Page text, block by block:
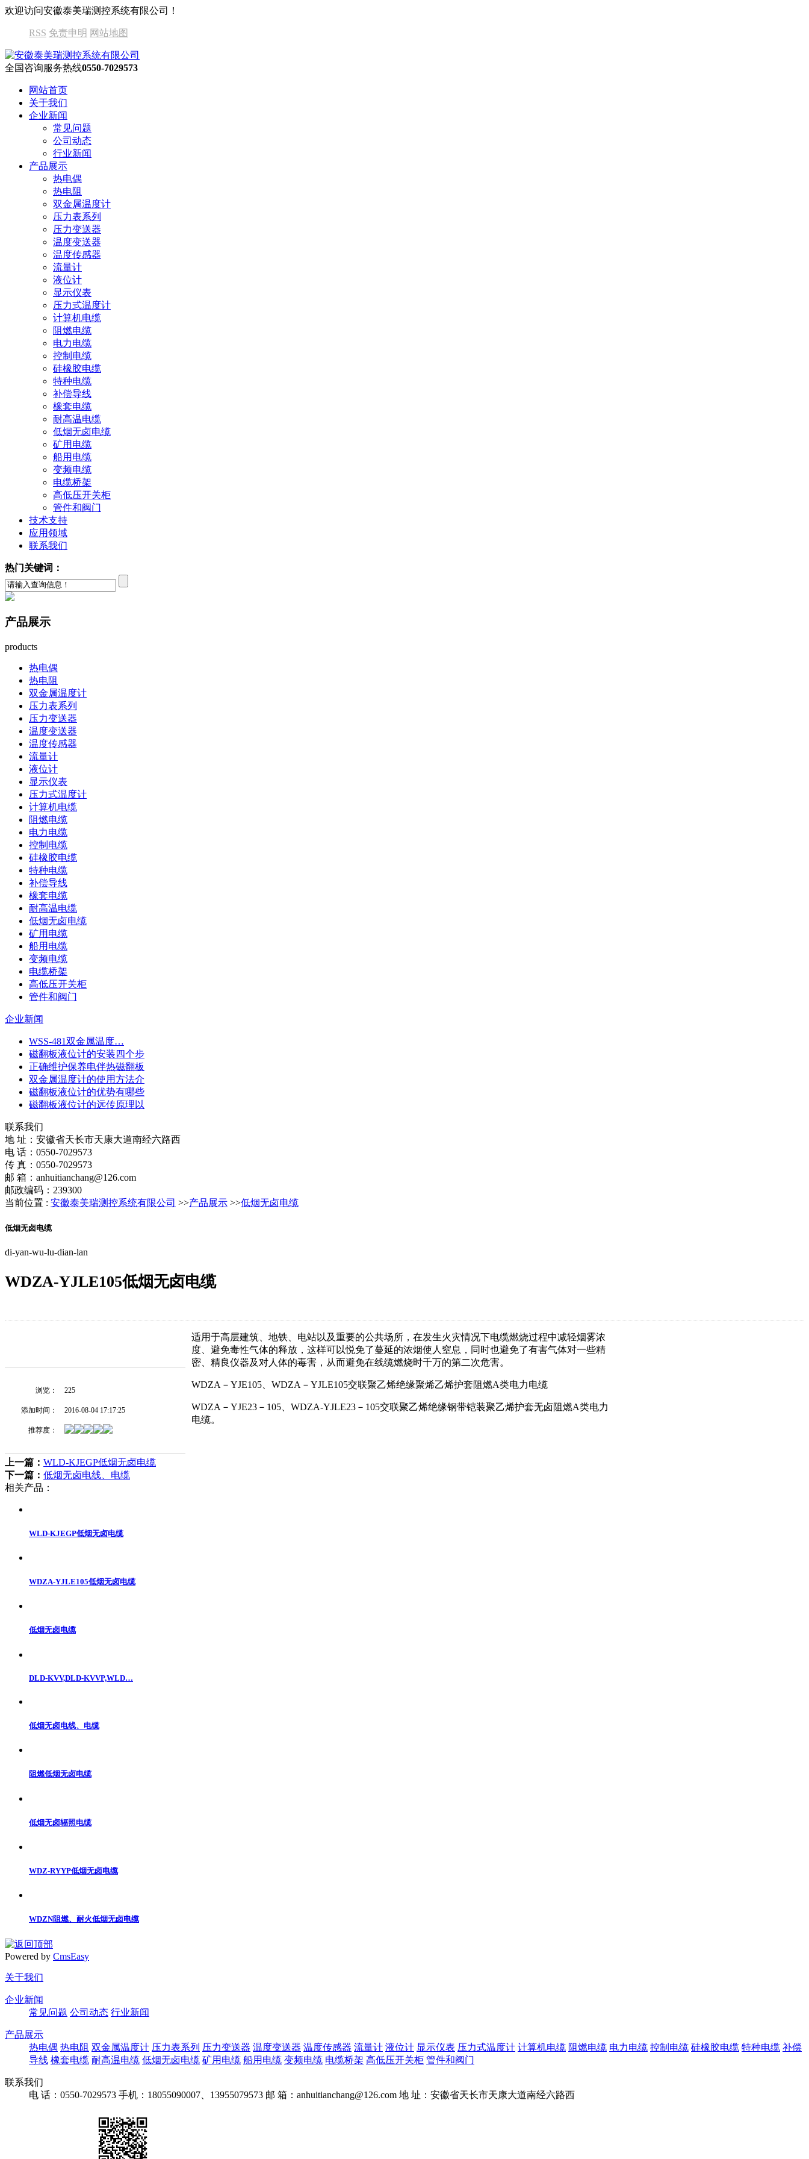
欢迎访问安徽泰美瑞测控系统有限公司！
RSS 免责申明 网站地图
全国咨询服务热线0550-7029573
网站首页
关于我们
企业新闻
常见问题
公司动态
行业新闻
产品展示
热电偶
热电阻
双金属温度计
压力表系列
压力变送器
温度变送器
温度传感器
流量计
液位计
显示仪表
压力式温度计
计算机电缆
阻燃电缆
电力电缆
控制电缆
硅橡胶电缆
特种电缆
补偿导线
橡套电缆
耐高温电缆
低烟无卤电缆
矿用电缆
船用电缆
变频电缆
电缆桥架
高低压开关柜
管件和阀门
技术支持
应用领域
联系我们
热门关键词：
产品展示
products
热电偶
热电阻
双金属温度计
压力表系列
压力变送器
温度变送器
温度传感器
流量计
液位计
显示仪表
压力式温度计
计算机电缆
阻燃电缆
电力电缆
控制电缆
硅橡胶电缆
特种电缆
补偿导线
橡套电缆
耐高温电缆
低烟无卤电缆
矿用电缆
船用电缆
变频电缆
电缆桥架
高低压开关柜
管件和阀门
企业新闻
WSS-481双金属温度…
磁翻板液位计的安装四个步
正确维护保养电伴热磁翻板
双金属温度计的使用方法介
磁翻板液位计的优势有哪些
磁翻板液位计的远传原理以
联系我们
地 址：安徽省天长市天康大道南经六路西
电 话：0550-7029573
传 真：0550-7029573
邮 箱：anhuitianchang@126.com
邮政编码：239300
当前位置 : 安徽泰美瑞测控系统有限公司 >>产品展示 >>低烟无卤电缆
低烟无卤电缆
di-yan-wu-lu-dian-lan
WDZA-YJLE105低烟无卤电缆
浏览： 225
添加时间： 2016-08-04 17:17:25
推荐度：
适用于高层建筑、地铁、电站以及重要的公共场所，在发生火灾情况下电缆燃烧过程中减轻烟雾浓
度、避免毒性气体的释放，这样可以悦免了蔓延的浓烟使人窒息，同时也避免了有害气体对一些精
密、精良仪器及对人体的毒害，从而避免在线缆燃烧时千万的第二次危害。
WDZA－YJE105、WDZA－YJLE105交联聚乙烯绝缘聚烯乙烯护套阻燃A类电力电缆
WDZA－YJE23－105、WDZA-YJLE23－105交联聚乙烯绝缘钢带铠装聚乙烯护套无卤阻燃A类电力
电缆。
上一篇： WLD-KJEGP低烟无卤电缆
下一篇： 低烟无卤电线、电缆
相关产品：
WLD-KJEGP低烟无卤电缆
WDZA-YJLE105低烟无卤电缆
低烟无卤电缆
DLD-KVV,DLD-KVVP,WLD…
低烟无卤电线、电缆
阻燃低烟无卤电缆
低烟无卤辐照电缆
WDZ-RYYP低烟无卤电缆
WDZN阻燃、耐火低烟无卤电缆
Powered by CmsEasy
关于我们
企业新闻
常见问题 公司动态 行业新闻
产品展示
热电偶 热电阻 双金属温度计 压力表系列 压力变送器 温度变送器 温度传感器 流量计 液位计 显示仪表 压力式温度计 计算机电缆 阻燃电缆 电力电缆 控制电缆 硅橡胶电缆 特种电缆 补偿
导线 橡套电缆 耐高温电缆 低烟无卤电缆 矿用电缆 船用电缆 变频电缆 电缆桥架 高低压开关柜 管件和阀门
联系我们
电 话：0550-7029573 手机：18055090007、13955079573 邮 箱：anhuitianchang@126.com 地 址：安徽省天长市天康大道南经六路西